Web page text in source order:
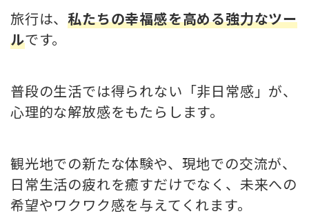
旅行は、私たちの幸福感を高める強力なツー
ルです。
普段の生活では得られない「非日常感」が、
心理的な解放感をもたらします。
観光地での新たな体験や、現地での交流が、
日常生活の疲れを癒すだけでなく、未来への
希望やワクワク感を与えてくれます。